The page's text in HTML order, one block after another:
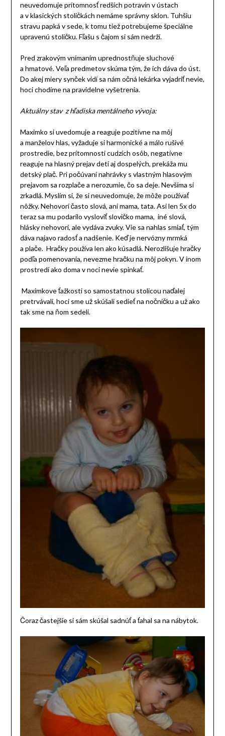
neuvedomuje prítomnosť redších potravín v ústach
a v klasických stoličkách nemáme správny sklon. Tuhšiu
stravu papká v sede, k tomu tiež potrebujeme špeciálne
upravenú stoličku. Fľašu s čajom si sám nedrží.
Pred zrakovým vnímaním uprednostňuje sluchové
a hmatové. Veľa predmetov skúma tým, že ich dáva do úst.
Do akej miery synček vidí sa nám očná lekárka vyjadriť nevie,
hoci chodíme na pravidelne vyšetrenia.
Aktuálny stav z hľadiska mentálneho vývoja:
Maximko si uvedomuje a reaguje pozitívne na môj
a manželov hlas, vyžaduje si harmonické a málo rušivé
prostredie, bez prítomnosti cudzích osôb, negatívne
reaguje na hlasný prejav detí aj dospelých, prekáža mu
detský plač. Pri počúvaní nahrávky s vlastným hlasovým
prejavom sa rozplače a nerozumie, čo sa deje. Nevšíma si
zrkadlá. Myslím si, že si neuvedomuje, že môže používať
nôžky. Nehovorí často slová, ani mama, tata. Asi len 5x do
teraz sa mu podarilo vysloviť slovičko mama, iné slová,
hlásky nehovorí, ale vydáva zvuky. Vie sa nahlas smiať, tým
dáva najavo radosť a nadšenie. Keď je nervózny mrmká
a plače. Hračky používa len ako kúsadlá. Nerozlišuje hračky
podľa pomenovania, nevezme hračku na môj pokyn. V inom
prostredí ako doma v noci nevie spinkať.
Maximkove ťažkosti so samostatnou stolicou naďalej
pretrvávali, hoci sme už skúšali sedieť na nočníčku a už ako
tak sme na ňom sedeli.
Čoraz častejšie si sám skúšal sadnúť a ťahal sa na nábytok.